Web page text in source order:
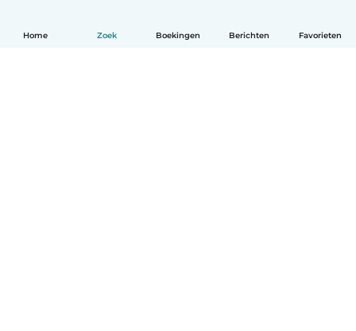
Home Zoek Boekingen Berichten Favorieten